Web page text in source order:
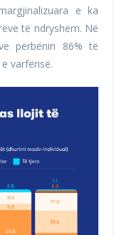
e ka
të ndryshëm. Në
përbënin 86% të
varfërisë.